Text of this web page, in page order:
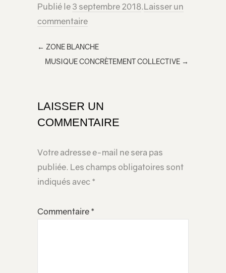
code
dans
Publié le 3 septembre 2018.Laisser un
commentaire
← ZONE BLANCHE
MUSIQUE CONCRÈTEMENT COLLECTIVE →
LAISSER UN
COMMENTAIRE
Votre adresse e-mail ne sera pas
publiée. Les champs obligatoires sont
indiqués avec *
Commentaire *